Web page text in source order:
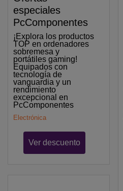
especiales
PcComponentes
¡Explora los productos
TOP en ordenadores
sobremesa y
portátiles gaming!
Equipados con
tecnología de
vanguardia y un
rendimiento
excepcional en
PcComponentes
Electrónica
Ver descuento